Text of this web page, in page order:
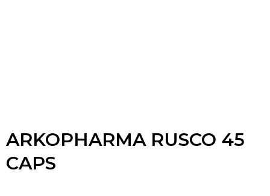
ARKOPHARMA RUSCO 45
CAPS